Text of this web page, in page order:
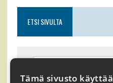
ETSI SIVULTA
Tämä sivusto käyttää